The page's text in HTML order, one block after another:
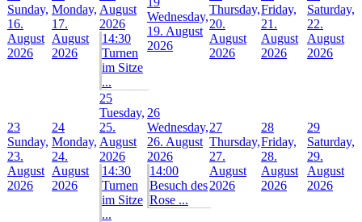
Sunday,
16.
August
2026
Monday,
17.
August
2026
August
2026
14:30
Turnen
im Sitze
...
Wednesday,
19. August
2026
Thursday,
20.
August
2026
Friday,
21.
August
2026
Saturday,
22.
August
2026
23
Sunday,
23.
August
2026
24
Monday,
24.
August
2026
25
Tuesday,
25.
August
2026
14:30
Turnen
im Sitze
...
26
Wednesday,
26. August
2026
14:00
Besuch des
Rose ...
27
Thursday,
27.
August
2026
28
Friday,
28.
August
2026
29
Saturday,
29.
August
2026